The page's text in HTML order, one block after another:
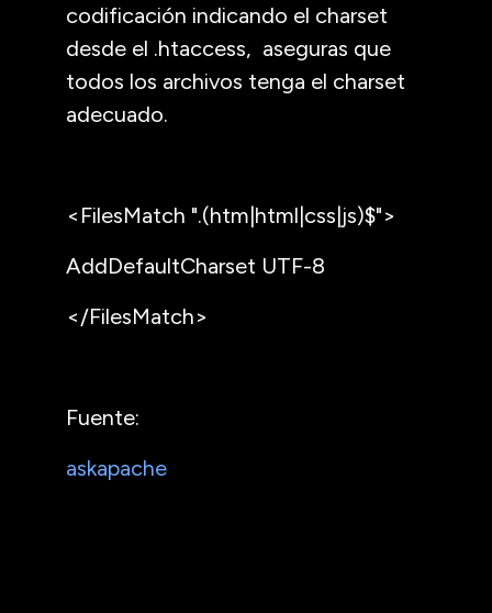
codificación indicando el charset
desde el .htaccess, aseguras que
todos los archivos tenga el charset
adecuado.
<FilesMatch ".(htm|html|css|js)$">
AddDefaultCharset UTF-8
</FilesMatch>
Fuente:
askapache